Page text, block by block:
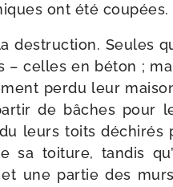
ont été coupées.
des­truc­tion. Seules
– celles en béton ;
per­du leur
de bâches pour
leurs toits déchi­rés
sa toi­ture, tan­dis
une par­tie des